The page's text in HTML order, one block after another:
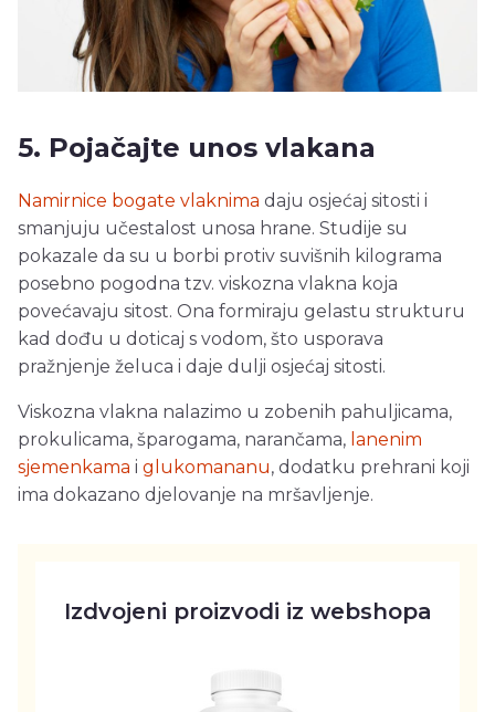
5. Pojačajte unos vlakana
Namirnice bogate vlaknima daju osjećaj sitosti i
smanjuju učestalost unosa hrane. Studije su
pokazale da su u borbi protiv suvišnih kilograma
posebno pogodna tzv. viskozna vlakna koja
povećavaju sitost. Ona formiraju gelastu strukturu
kad dođu u doticaj s vodom, što usporava
pražnjenje želuca i daje dulji osjećaj sitosti.
Viskozna vlakna nalazimo u zobenih pahuljicama,
prokulicama, šparogama, narančama, lanenim
sjemenkama i glukomananu, dodatku prehrani koji
ima dokazano djelovanje na mršavljenje.
Izdvojeni proizvodi iz webshopa